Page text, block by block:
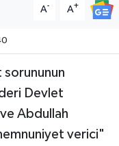
A- A+
sorununun
Devlet
ve Abdullah
verici"